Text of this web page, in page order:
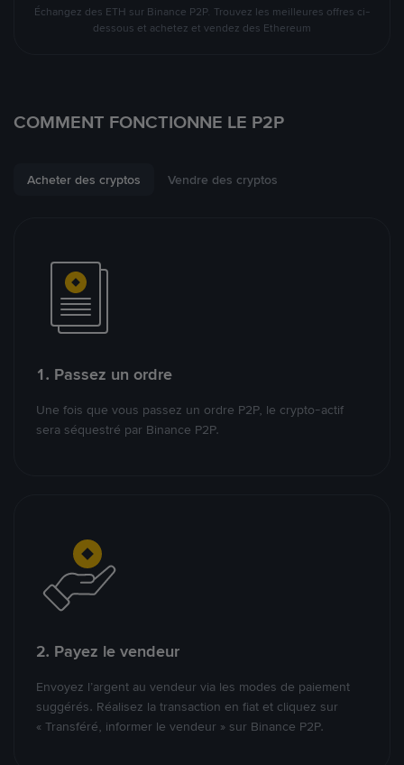
Échangez des ETH sur Binance P2P. Trouvez les meilleures offres ci-
dessous et achetez et vendez des Ethereum
COMMENT FONCTIONNE LE P2P
Acheter des cryptos Vendre des cryptos
1. Passez un ordre
Une fois que vous passez un ordre P2P, le crypto-actif
sera séquestré par Binance P2P.
2. Payez le vendeur
Envoyez l’argent au vendeur via les modes de paiement
suggérés. Réalisez la transaction en fiat et cliquez sur
« Transféré, informer le vendeur » sur Binance P2P.